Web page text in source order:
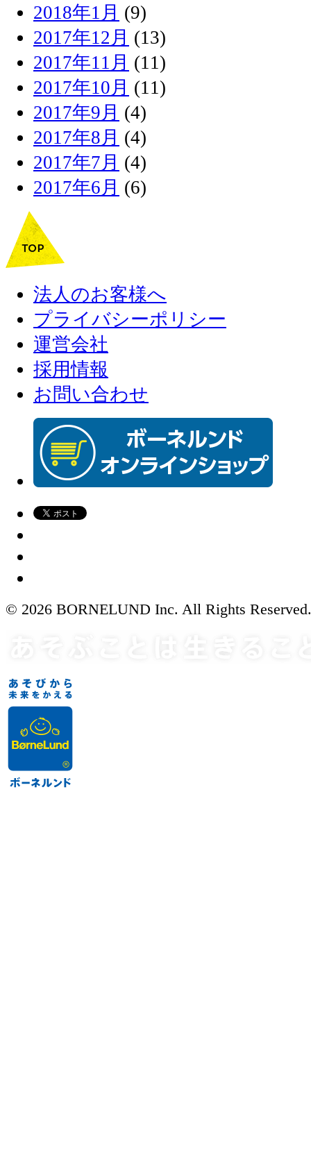
2018年1月 (9)
2017年12月 (13)
2017年11月 (11)
2017年10月 (11)
2017年9月 (4)
2017年8月 (4)
2017年7月 (4)
2017年6月 (6)
法人のお客様へ
プライバシーポリシー
運営会社
採用情報
お問い合わせ
© 2026 BORNELUND Inc. All Rights Reserved.